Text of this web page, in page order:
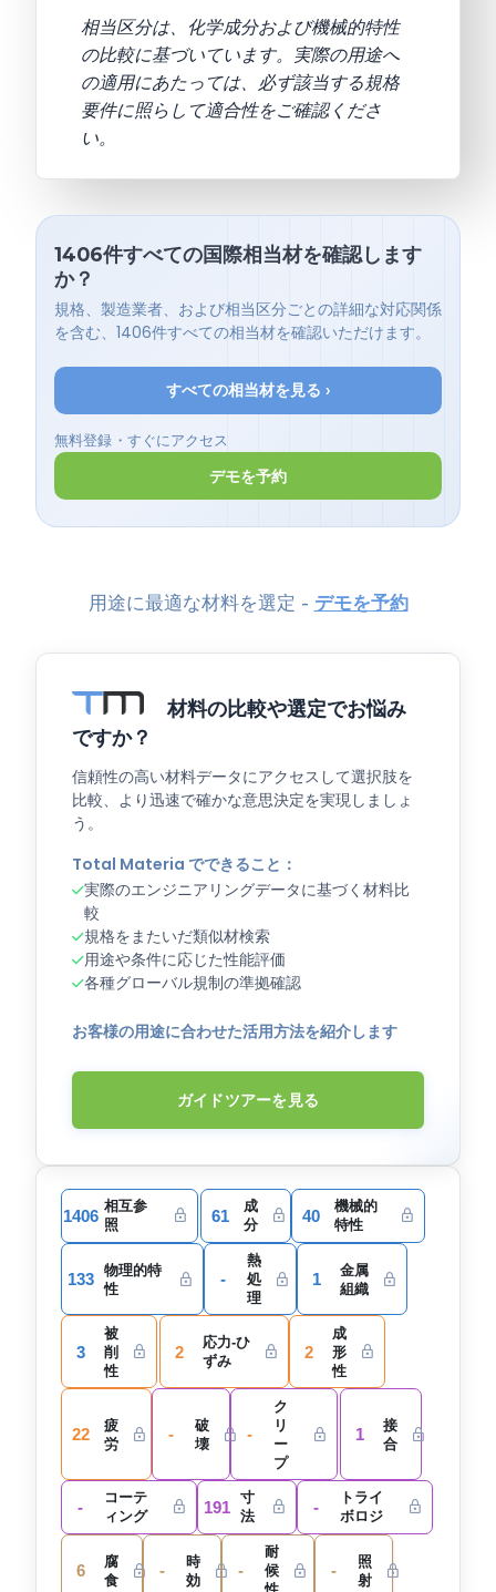
相当区分は、化学成分および機械的特性
の比較に基づいています。実際の用途へ
の適用にあたっては、必ず該当する規格
要件に照らして適合性をご確認くださ
い。
1406件すべての国際相当材を確認します
か？
規格、製造業者、および相当区分ごとの詳細な対応関係
を含む、1406件すべての相当材を確認いただけます。
すべての相当材を見る ›
無料登録・すぐにアクセス
デモを予約
用途に最適な材料を選定 - デモを予約
材料の比較や選定でお悩み
ですか？
信頼性の高い材料データにアクセスして選択肢を
比較、より迅速で確かな意思決定を実現しましょ
う。
Total Materia でできること：
実際のエンジニアリングデータに基づく材料比
較
規格をまたいだ類似材検索
用途や条件に応じた性能評価
各種グローバル規制の準拠確認
お客様の用途に合わせた活用方法を紹介します
ガイドツアーを見る
1406 相互参
照
61
成
分
40
機械的
特性
133
物理的特
性
-
熱
処
理
1
金属
組織
3
被
削
性
2
応力-ひ
ずみ
2
成
形
性
22
疲
労
-
破
壊
-
ク
リ
ー
プ
1
接
合
-
コーテ
ィング
191
寸
法
-
トライ
ボロジ
6
腐
食
-
時
効
-
耐
候
-
照
射